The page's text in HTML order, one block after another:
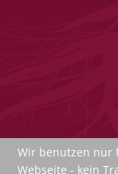
Wir benutzen nur
Webseite - kein